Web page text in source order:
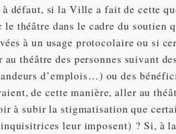
défaut, si la Ville a fait de cette
le théâtre dans le cadre du soutien
à un usage protocolaire ou si
théâtre des personnes suivant
d’emplois…) ou des
de cette manière, aller au
à subir la stigmatisation que
leur imposent) ? Si, à